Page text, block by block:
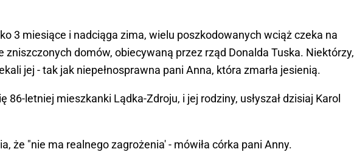
3 miesiące i nadciąga zima, wielu poszkodowanych wciąż czeka na
zniszczonych domów, obiecywaną przez rząd Donalda Tuska. Niektórzy,
jej - tak jak niepełnosprawna pani Anna, która zmarła jesienią.
86-letniej mieszkanki Lądka-Zdroju, i jej rodziny, usłyszał dzisiaj Karol
że "nie ma realnego zagrożenia' - mówiła córka pani Anny.